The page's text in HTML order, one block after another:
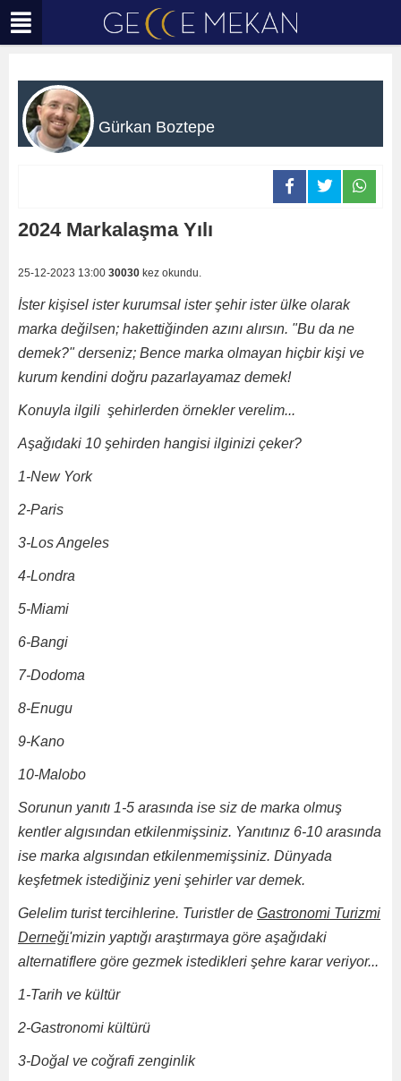
Gürkan Boztepe
2024 Markalaşma Yılı
25-12-2023 13:00 30030 kez okundu.
İster kişisel ister kurumsal ister şehir ister ülke olarak
marka değilsen; hakettiğinden azını alırsın. "Bu da ne
demek?" derseniz; Bence marka olmayan hiçbir kişi ve
kurum kendini doğru pazarlayamaz demek!
Konuyla ilgili şehirlerden örnekler verelim...
Aşağıdaki 10 şehirden hangisi ilginizi çeker?
1-New York
2-Paris
3-Los Angeles
4-Londra
5-Miami
6-Bangi
7-Dodoma
8-Enugu
9-Kano
10-Malobo
Sorunun yanıtı 1-5 arasında ise siz de marka olmuş
kentler algısından etkilenmişsiniz. Yanıtınız 6-10 arasında
ise marka algısından etkilenmemişsiniz. Dünyada
keşfetmek istediğiniz yeni şehirler var demek.
Gelelim turist tercihlerine. Turistler de Gastronomi Turizmi
Derneği'mizin yaptığı araştırmaya göre aşağıdaki
alternatiflere göre gezmek istedikleri şehre karar veriyor...
1-Tarih ve kültür
2-Gastronomi kültürü
3-Doğal ve coğrafi zenginlik